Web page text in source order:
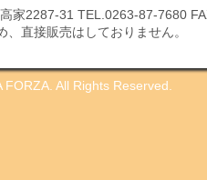
家2287-31 TEL.0263-87-7680
、直接販売はしておりません。
All Rights Reserved.